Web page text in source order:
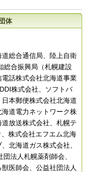
体
総合通信局、陸上自衛
総合振興局（札幌建設
話株式会社北海道事業
株式会社、ソフトバ
本郵便株式会社北海道
道電力ネットワーク株
放送株式会社、札幌テ
株式会社エフエム北海
北海道ガス株式会社、
法人札幌薬剤師会、
医師会、公益社団法人